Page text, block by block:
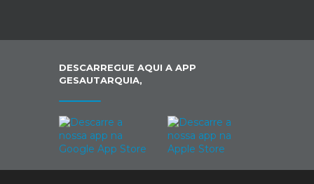
DESCARREGUE AQUI A APP
GESAUTARQUIA,